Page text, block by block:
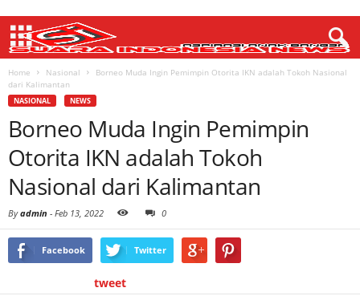
Home Nasional
Borneo Muda Ingin Pemimpin Otorita IKN adalah Tokoh Nasional
dari Kalimantan
NASIONAL NEWS
Borneo Muda Ingin Pemimpin
Otorita IKN adalah Tokoh
Nasional dari Kalimantan
Byadmin - Feb 13, 2022 0
Facebook Twitter
tweet